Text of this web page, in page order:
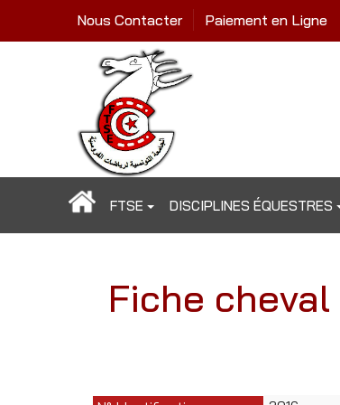
Nous Contacter Paiement en Ligne
FTSE DISCIPLINES ÉQUESTRES
Fiche cheval